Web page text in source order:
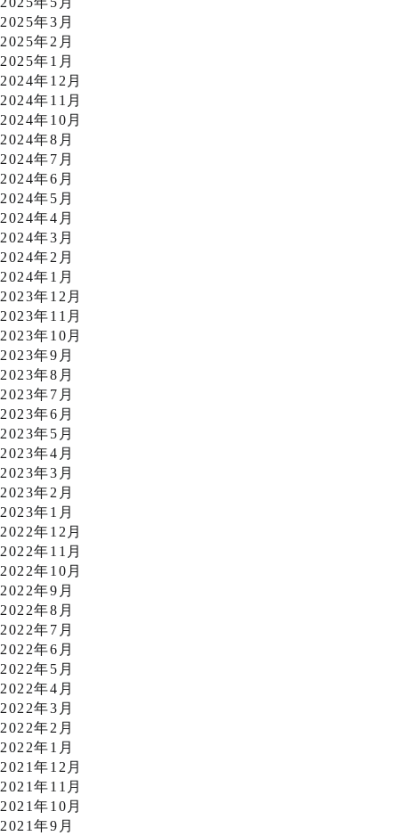
2025年3月
2025年2月
2025年1月
2024年12月
2024年11月
2024年10月
2024年8月
2024年7月
2024年6月
2024年5月
2024年4月
2024年3月
2024年2月
2024年1月
2023年12月
2023年11月
2023年10月
2023年9月
2023年8月
2023年7月
2023年6月
2023年5月
2023年4月
2023年3月
2023年2月
2023年1月
2022年12月
2022年11月
2022年10月
2022年9月
2022年8月
2022年7月
2022年6月
2022年5月
2022年4月
2022年3月
2022年2月
2022年1月
2021年12月
2021年11月
2021年10月
2021年9月